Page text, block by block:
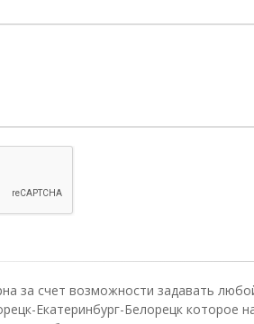
за счет возможности задавать
Екатеринбург-Белорецк которое